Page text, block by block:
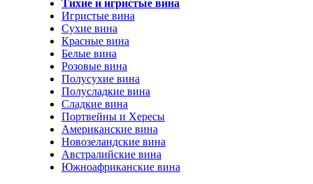
Тихие и игристые вина
Игристые вина
Сухие вина
Красные вина
Белые вина
Розовые вина
Полусухие вина
Полусладкие вина
Сладкие вина
Портвейны и Хересы
Американские вина
Новозеландские вина
Австралийские вина
Южноафриканские вина